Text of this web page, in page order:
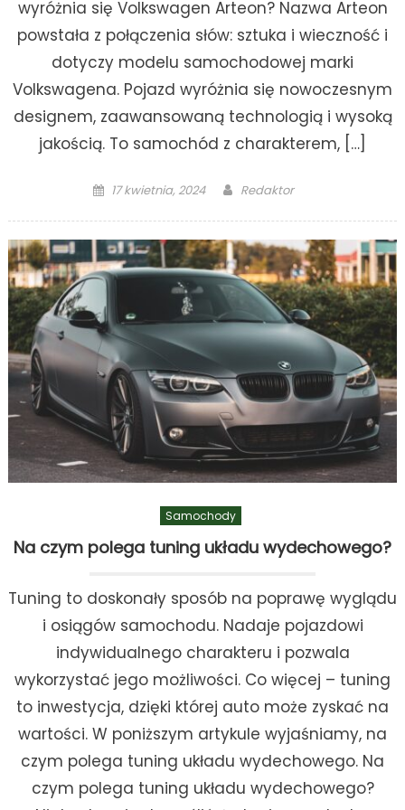
wyróżnia się Volkswagen Arteon? Nazwa Arteon
powstała z połączenia słów: sztuka i wieczność i
dotyczy modelu samochodowej marki
Volkswagena. Pojazd wyróżnia się nowoczesnym
designem, zaawansowaną technologią i wysoką
jakością. To samochód z charakterem, […]
Posted
17 kwietnia, 2024 Author
Redaktor
Samochody
Na czym polega tuning układu wydechowego?
Tuning to doskonały sposób na poprawę wyglądu
i osiągów samochodu. Nadaje pojazdowi
indywidualnego charakteru i pozwala
wykorzystać jego możliwości. Co więcej – tuning
to inwestycja, dzięki której auto może zyskać na
wartości. W poniższym artykule wyjaśniamy, na
czym polega tuning układu wydechowego. Na
czym polega tuning układu wydechowego?